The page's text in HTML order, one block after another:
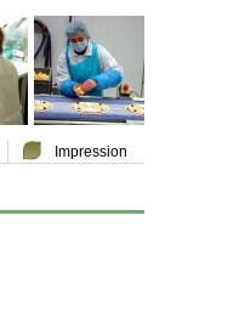
Impression